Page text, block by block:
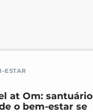
ESTAR
at Om: santuário
o bem-estar se